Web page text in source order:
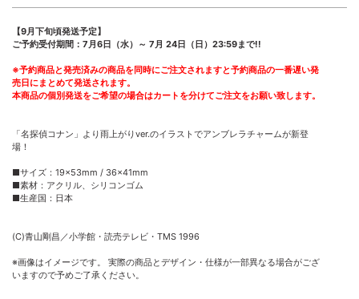
【9月下旬頃発送予定】
ご予約受付期間：7月6日（水）～ 7月 24日（日）23:59まで!!
※予約商品と発売済みの商品を同時にご注文されますと予約商品の一番遅い発
売日にまとめて発送されます。
本商品の個別発送をご希望の場合はカートを分けてご注文をお願い致します。
「名探偵コナン」より雨上がりver.のイラストでアンブレラチャームが新登
場！
■サイズ：19×53mm / 36×41mm
■素材：アクリル、シリコンゴム
■生産国：日本
(C)青山剛昌／小学館・読売テレビ・TMS 1996
※画像はイメージです。 実際の商品とデザイン・仕様が一部異なる場合がござ
いますので予めご了承ください。